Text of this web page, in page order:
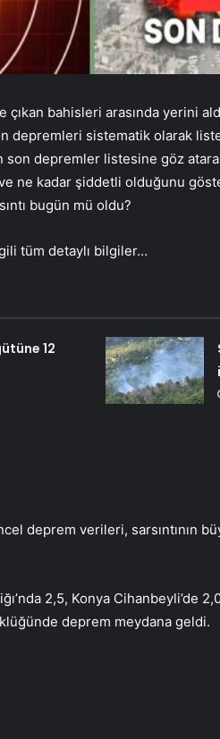
bahisleri arasında yerini
depremleri sistematik olarak
depremler listesine göz
ne kadar şiddetli olduğunu
bugün mü oldu?
tüm detaylı bilgiler…
12
deprem verileri, sarsıntının
2,5, Konya Cihanbeyli’de
deprem meydana geldi.